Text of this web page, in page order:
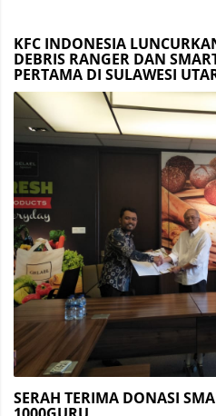
KFC INDONESIA
DEBRIS RANGER DAN
PERTAMA DI SULAWESI
SERAH TERIMA DONASI